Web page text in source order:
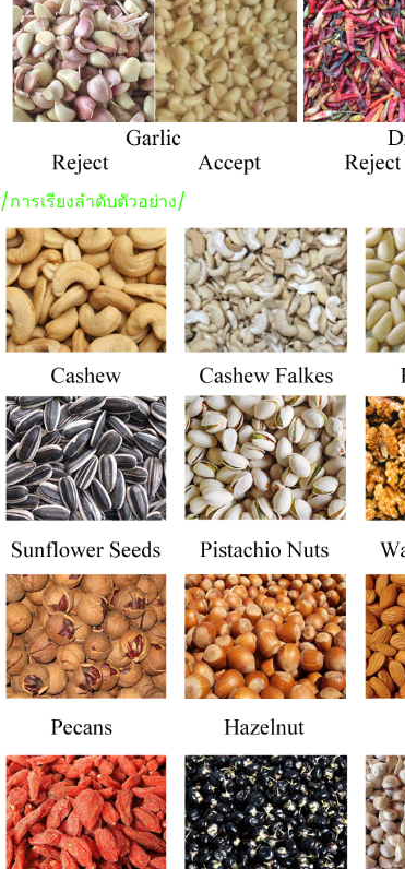
/การเรียงลำดับตัวอย่าง/